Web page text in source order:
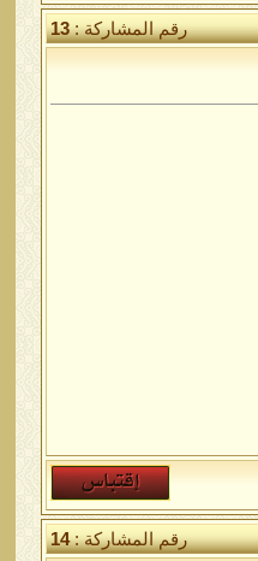
رقم المشاركة :13
رقم المشاركة :14